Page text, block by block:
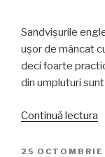
Sandvișurile
ușor de mâncat
deci foarte
din umpluturi
Continuă lectura
PUBLICAT
25